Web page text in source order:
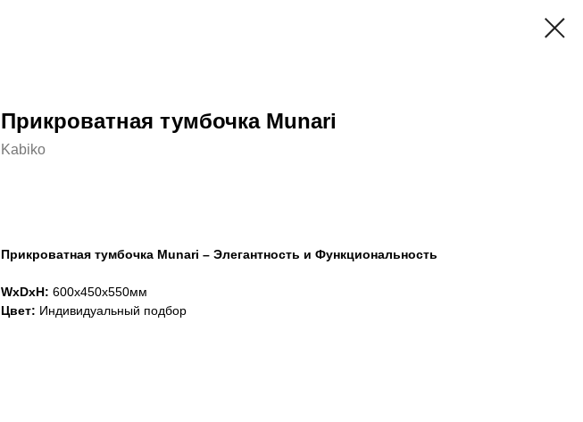
Прикроватная тумбочка Munari
Kabiko
Прикроватная тумбочка Munari – Элегантность и Функциональность
WxDxH: 600x450x550мм
Цвет: Индивидуальный подбор